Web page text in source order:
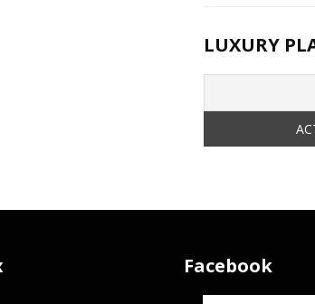
LUXURY
Facebook